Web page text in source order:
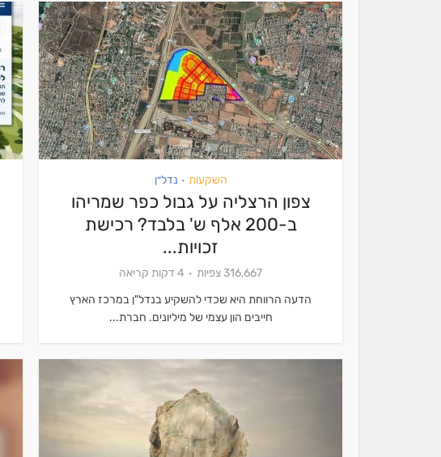
השקעות • נדל״ן
צפון הרצליה על גבול כפר שמריהו
ב-200 אלף ש' בלבד? רכישת
זכויות...
316,667 צפיות
4 דקות קריאה
הדעה הרווחת היא שכדי להשקיע בנדל"ן במרכז הארץ
חייבים הון עצמי של מיליונים. חברת...